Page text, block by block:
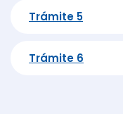
Trámite 5
Trámite 6